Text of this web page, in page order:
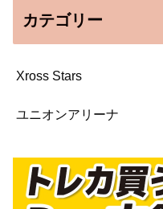
カテゴリー
Xross Stars
ユニオンアリーナ